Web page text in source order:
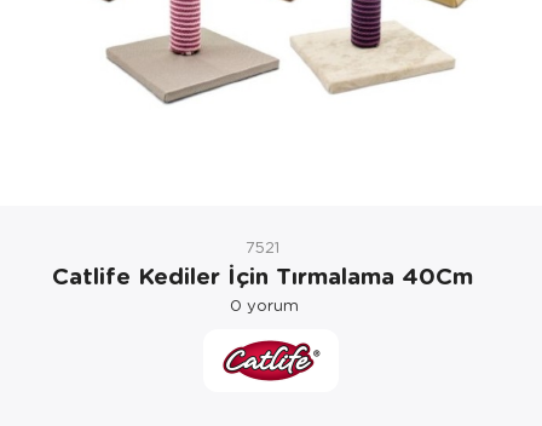
7521
Catlife Kediler İçin Tırmalama 40Cm
0 yorum